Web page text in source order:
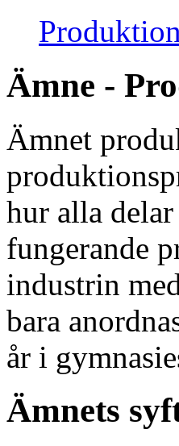
Ämne -
Ämnet
hur alla
fungerande
industrin
bara
år i
Ämnets